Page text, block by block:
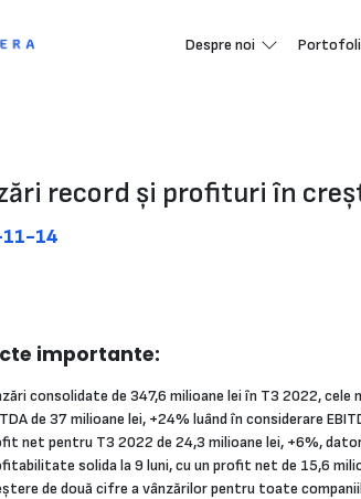
Despre noi
record și profituri în
14
importante:
consolidate de 347,6 milioane lei în T3 2022,
de 37 milioane lei, +24% luând în considerare
net pentru T3 2022 de 24,3 milioane lei, +6%,
solida la 9 luni, cu un profit net de 15,6
de două cifre a vânzărilor pentru toate